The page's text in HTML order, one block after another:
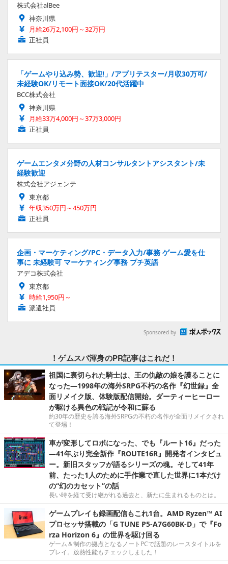
株式会社alBee
神奈川県
月給26万2,100円～32万円
正社員
「ゲームやり込み勢、歓迎!」/アプリテスター/月収30万可/
未経験OK/リモート面接OK/20代活躍中
BCC株式会社
神奈川県
月給33万4,000円～37万3,000円
正社員
ゲームエンタメ分野の人材コンサルタントアシスタント/未
経験歓迎
株式会社アジェンテ
東京都
年収350万円～450万円
正社員
企画・マーケティング/PC・データ入力/事務 ゲーム愛を仕
事に 未経験可 マーケティング事務 プチ英語
アデコ株式会社
東京都
時給1,950円～
派遣社員
Sponsored by
！ゲムスパ渾身のPR記事はこれだ！
祖国に裏切られた騎士は、王の仇敵の娘を護ることに
なった―1998年の海外SRPG不朽の名作『幻世録』全
面リメイク版、体験版配信開始。ダーティーヒーロー
が駆ける異色の戦記が令和に蘇る
約30年の歴史を誇る海外SRPGの不朽の名作が全面リメイクされ
て登場！
車が変形してロボになった、でも『ルート16』だった
―41年ぶり完全新作『ROUTE16R』開発者インタビュ
ー。新旧スタッフが語るシリーズの魂。そして41年
前、たった1人のために手作業で直した世界に1本だけ
の“幻のカセット”の話
長い時を経て受け継がれる過去と、新たに生まれるものとは。
ゲームプレイも録画配信もこれ1台。AMD Ryzen™ AI
プロセッサ搭載の「G TUNE P5-A7G60BK-D」で『Fo
rza Horizon 6』の世界を駆け回る
ゲーム＆制作の拠点となるノートPCで話題のレースタイトルを
プレイ。放熱性能もチェックしました！